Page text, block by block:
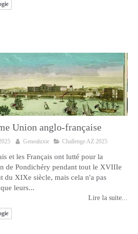
Union anglo-française
Genealuxie Challenge AZ 2025
et les Français ont lutté pour la
de Pondichéry pendant tout le XVIIIe
du XIXe siècle, mais cela n'a pas
leurs...
Lire la suite...